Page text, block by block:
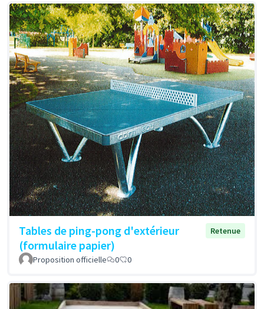
Tables de ping-pong d'extérieur
(formulaire papier)
Retenue
Proposition officielle 0 0